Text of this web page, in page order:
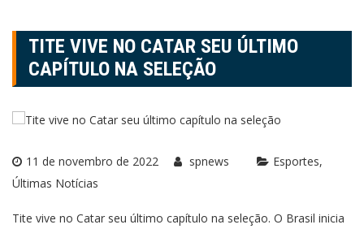
TITE VIVE NO CATAR SEU ÚLTIMO
CAPÍTULO NA SELEÇÃO
11 de novembro de 2022 spnews
Esportes
Últimas Notícias
Tite vive no Catar seu último capítulo na seleção. O Brasil inicia